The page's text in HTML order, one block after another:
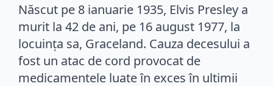
Născut pe 8 ianuarie 1935, Elvis Presley a
murit la 42 de ani, pe 16 august 1977, la
locuința sa, Graceland. Cauza decesului a
fost un atac de cord provocat de
medicamentele luate în exces în ultimii